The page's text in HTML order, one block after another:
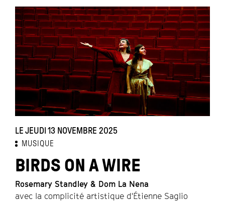
LE JEUDI 13 NOVEMBRE 2025
MUSIQUE
BIRDS ON A WIRE
Rosemary Standley & Dom La Nena
avec la complicité artistique d'Étienne Saglio